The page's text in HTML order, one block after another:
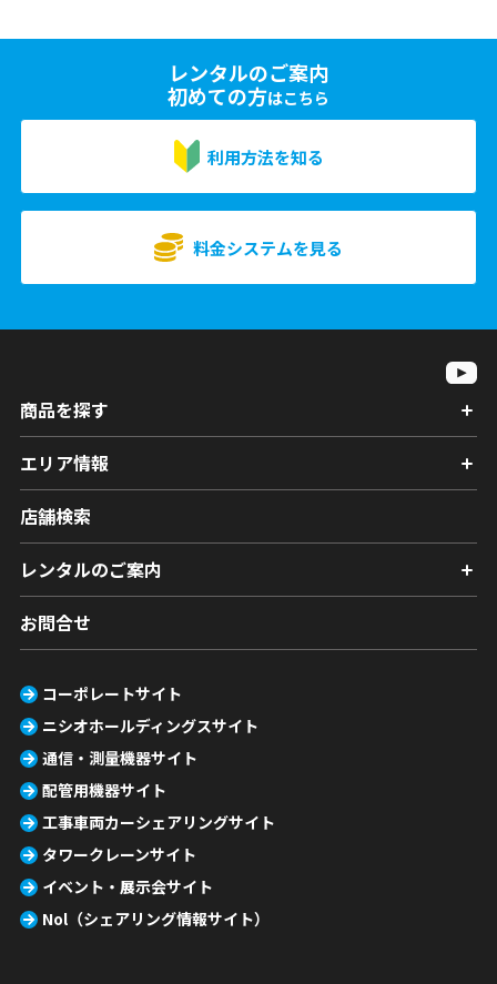
レンタルのご案内
初めての方はこちら
利用方法を知る
料金システムを見る
商品を探す
エリア情報
店舗検索
レンタルのご案内
お問合せ
コーポレートサイト
ニシオホールディングスサイト
通信・測量機器サイト
配管用機器サイト
工事車両カーシェアリングサイト
タワークレーンサイト
イベント・展示会サイト
Nol（シェアリング情報サイト）